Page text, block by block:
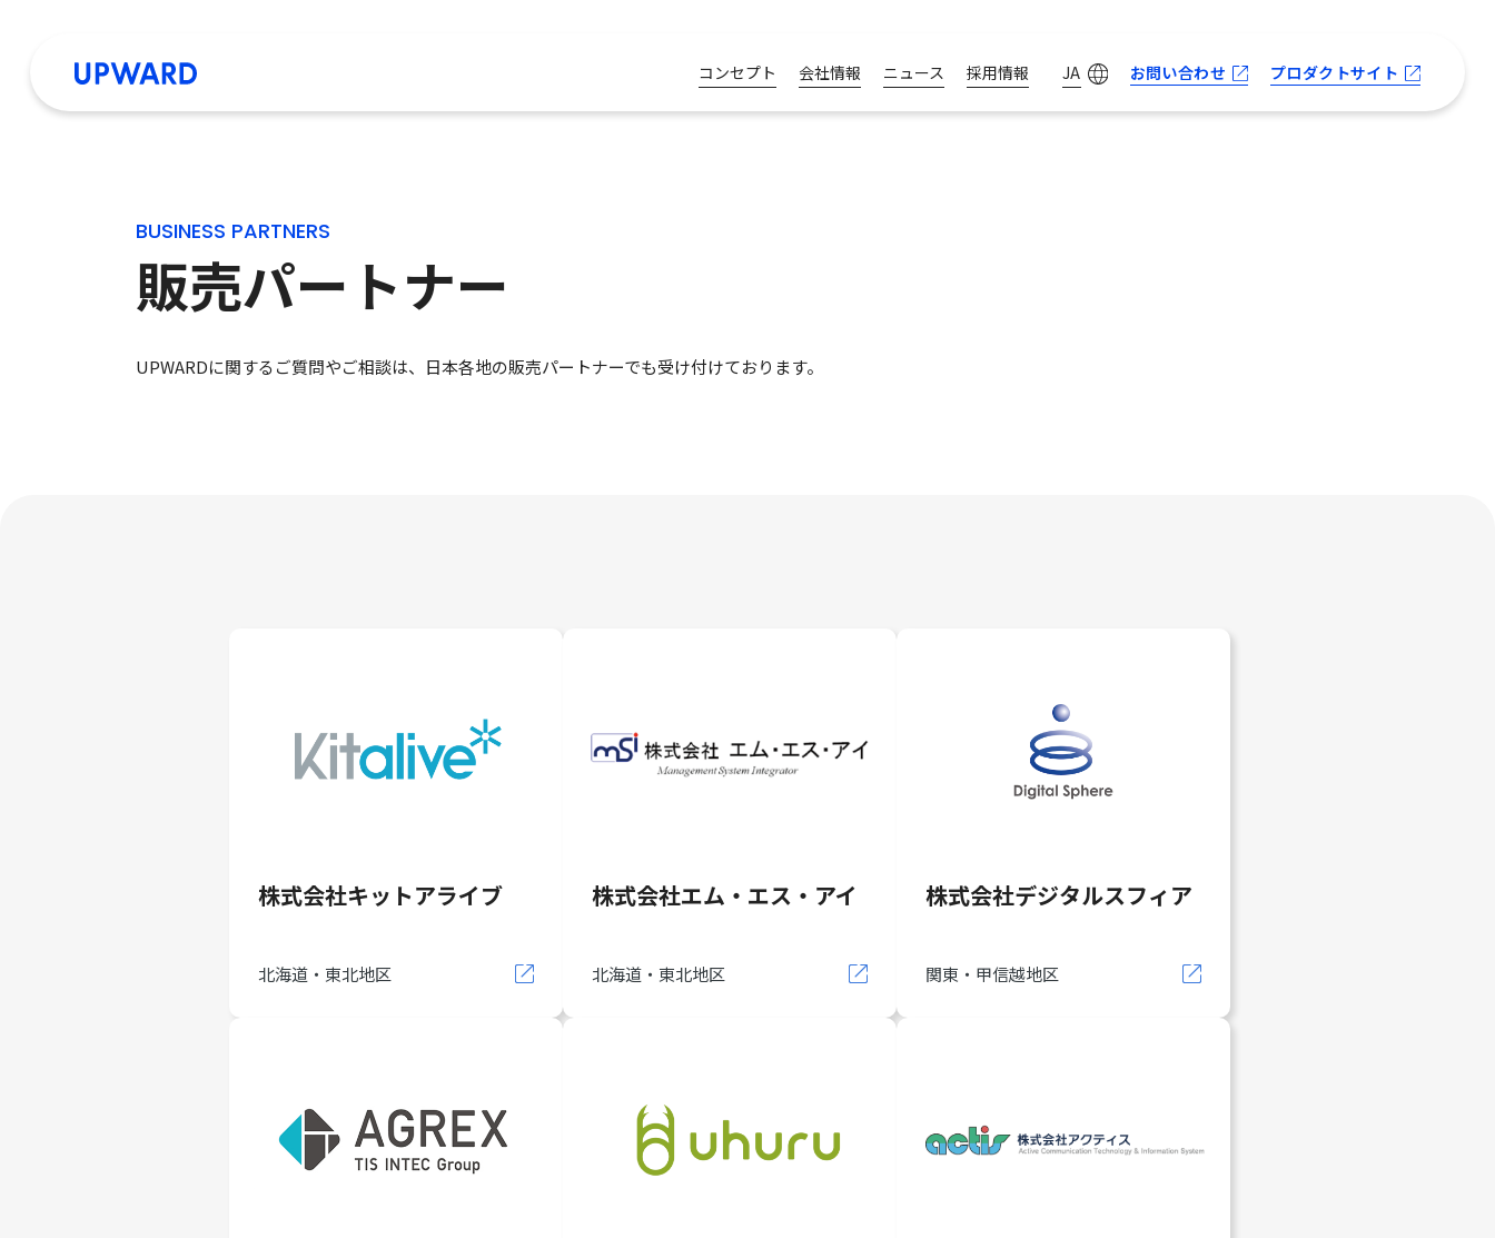
コンセプト 会社情報 ニュース 採用情報 JA お問い合わせ プロダクトサイト
BUSINESS PARTNERS
販売パートナー
UPWARDに関するご質問やご相談は、日本各地の販売パートナーでも受け付けております。
株式会社キットアライブ
北海道・東北地区
株式会社エム・エス・アイ
北海道・東北地区
株式会社デジタルスフィア
関東・甲信越地区